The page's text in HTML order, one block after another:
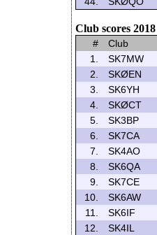
Club scores 2018
# Club
1.
SK7MW
2.
SKØEN
3.
SK6YH
4.
SKØCT
5.
SK3BP
6.
SK7CA
7.
SK4AO
8.
SK6QA
9.
SK7CE
10.
SK6AW
11.
SK6IF
12.
SK4IL